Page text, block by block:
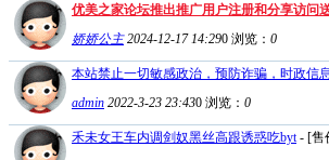
优美之家论坛推出推广用户注册和分享访问送
娇娇公主 2024-12-17 14:290 浏览： 0
本站禁止一切敏感政治，预防诈骗，时政信
admin 2022-3-23 23:430 浏览： 0
禾未女王车内调剑奴黑丝高跟诱惑吃byt - [售